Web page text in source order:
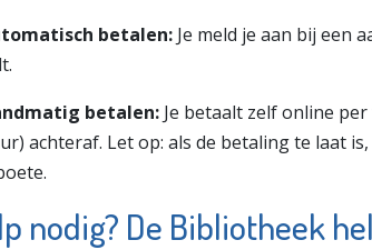
betalen: Je meld je aan bij een
betalen: Je betaalt zelf online
achteraf. Let op: als de betaling te laat
nodig? De Bibliotheek